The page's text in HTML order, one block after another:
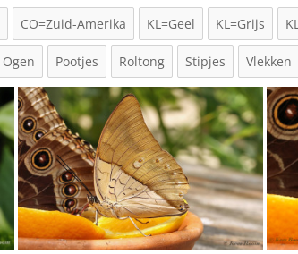
CO=Zuid-Amerika KL=Geel KL=Grijs
Ogen Pootjes Roltong Stipjes Vlekken